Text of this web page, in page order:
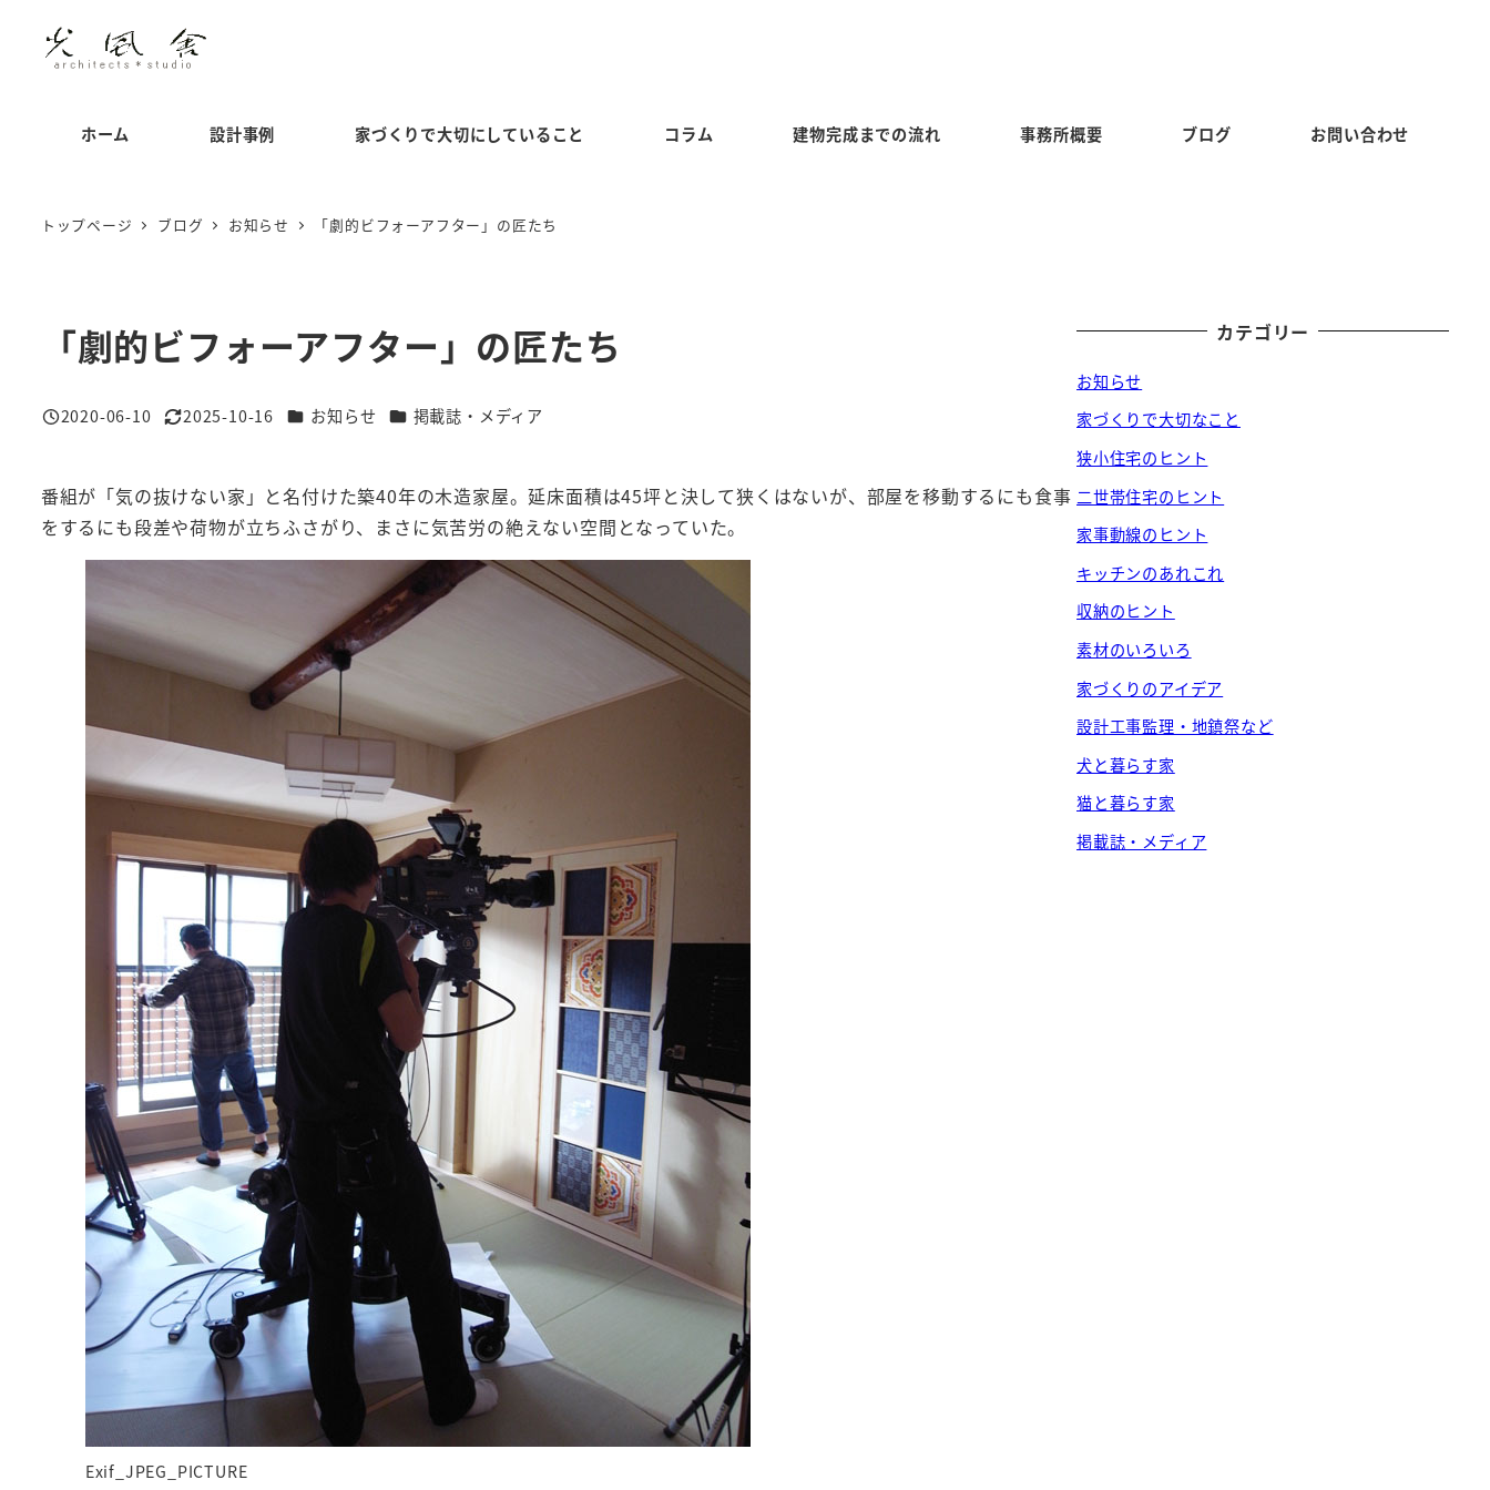
ホーム 設計事例 家づくりで大切にしていること コラム 建物完成までの流れ 事務所概要 ブログ お問い合わせ
トップページ ブログ お知らせ 「劇的ビフォーアフター」の匠たち
「劇的ビフォーアフター」の匠たち
投稿日
2020-06-10
更新日
2025-10-16 カテゴリー
お知らせ カテゴリー
掲載誌・メディア
番組が「気の抜けない家」と名付けた築40年の木造家屋。延床面積は45坪と決して狭くはないが、部屋を移動するにも食事
をするにも段差や荷物が立ちふさがり、まさに気苦労の絶えない空間となっていた。
Exif_JPEG_PICTURE
カテゴリー
お知らせ
家づくりで大切なこと
狭小住宅のヒント
二世帯住宅のヒント
家事動線のヒント
キッチンのあれこれ
収納のヒント
素材のいろいろ
家づくりのアイデア
設計工事監理・地鎮祭など
犬と暮らす家
猫と暮らす家
掲載誌・メディア